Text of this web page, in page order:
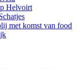
Helvoirt
met komst van food